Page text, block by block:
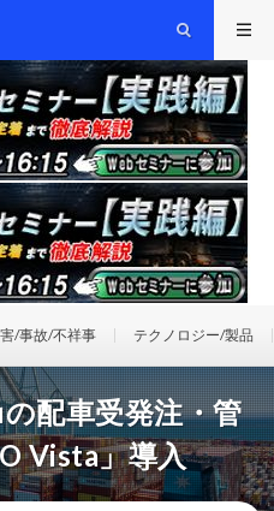
/事故/不祥事 テクノロジー/製品
配車受発注・管
Vista」導入